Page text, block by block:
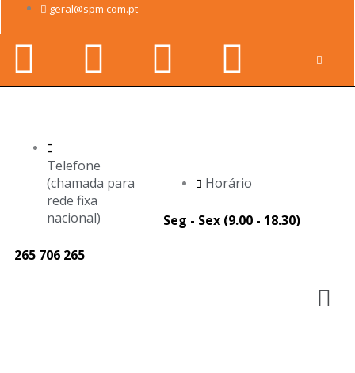
content
geral@spm.com.pt
Facebook-
f
Youtube
Linkedin-
in
Telefone
(chamada para
rede fixa
nacional)
265 706 265
Horário
Seg - Sex (9.00 - 18.30)